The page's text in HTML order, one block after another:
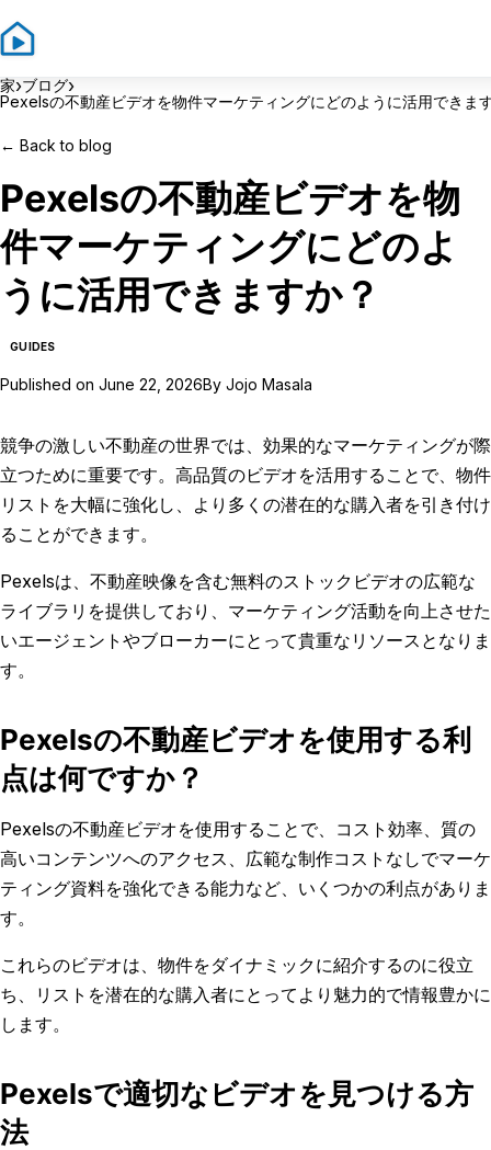
家›ブログ›
Pexelsの不動産ビデオを物件マーケティングにどのように活用できま
← Back to blog
Pexelsの不動産ビデオを物
件マーケティングにどのよ
うに活用できますか？
GUIDES
Published on June 22, 2026By Jojo Masala
競争の激しい不動産の世界では、効果的なマーケティングが際
立つために重要です。高品質のビデオを活用することで、物件
リストを大幅に強化し、より多くの潜在的な購入者を引き付け
ることができます。
Pexelsは、不動産映像を含む無料のストックビデオの広範な
ライブラリを提供しており、マーケティング活動を向上させた
いエージェントやブローカーにとって貴重なリソースとなりま
す。
Pexelsの不動産ビデオを使用する利
点は何ですか？
Pexelsの不動産ビデオを使用することで、コスト効率、質の
高いコンテンツへのアクセス、広範な制作コストなしでマーケ
ティング資料を強化できる能力など、いくつかの利点がありま
す。
これらのビデオは、物件をダイナミックに紹介するのに役立
ち、リストを潜在的な購入者にとってより魅力的で情報豊かに
します。
Pexelsで適切なビデオを見つける方
法